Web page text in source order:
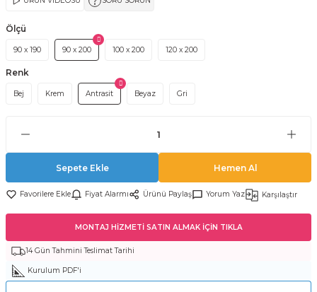
Ölçü
90 x 190 90 x 200 100 x 200 120 x 200
Renk
Bej Krem Antrasit Beyaz Gri
Sepete Ekle Hemen Al
Fiyat Alarmı Ürünü Paylaş Yorum Yaz Karşılaştır
MONTAJ HİZMETİ SATIN ALMAK İÇİN TIKLA
14 Gün Tahmini Teslimat Tarihi
Kurulum PDF'i